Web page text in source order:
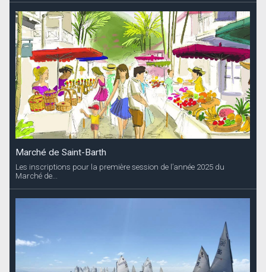
Marché de Saint-Barth
Les inscriptions pour la première session de l’année 2025 du
Marché de...